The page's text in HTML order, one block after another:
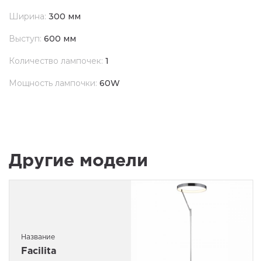
Ширина: 300 мм
Выступ: 600 мм
Количество лампочек: 1
Мощность лампочки: 60W
Другие модели
Название
Facilita